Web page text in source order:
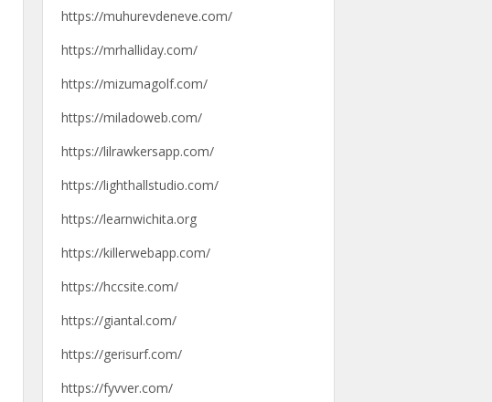
https://muhurevdeneve.com/
https://mrhalliday.com/
https://mizumagolf.com/
https://miladoweb.com/
https://lilrawkersapp.com/
https://lighthallstudio.com/
https://learnwichita.org
https://killerwebapp.com/
https://hccsite.com/
https://giantal.com/
https://gerisurf.com/
https://fyvver.com/